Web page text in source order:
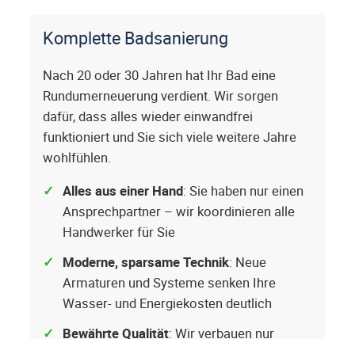
Komplette Badsanierung
Nach 20 oder 30 Jahren hat Ihr Bad eine
Rundumerneuerung verdient. Wir sorgen
dafür, dass alles wieder einwandfrei
funktioniert und Sie sich viele weitere Jahre
wohlfühlen.
Alles aus einer Hand: Sie haben nur einen
Ansprechpartner – wir koordinieren alle
Handwerker für Sie
Moderne, sparsame Technik: Neue
Armaturen und Systeme senken Ihre
Wasser- und Energiekosten deutlich
Bewährte Qualität: Wir verbauen nur